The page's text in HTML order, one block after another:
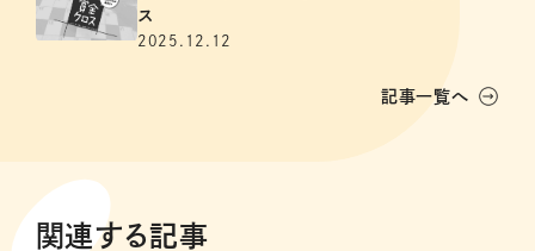
ス
2025.12.12
記事一覧へ
関連する記事